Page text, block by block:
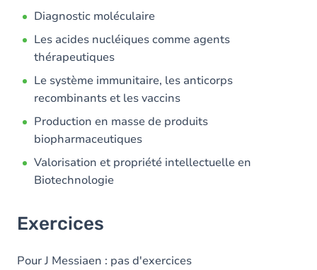
Diagnostic moléculaire
Les acides nucléiques comme agents
thérapeutiques
Le système immunitaire, les anticorps
recombinants et les vaccins
Production en masse de produits
biopharmaceutiques
Valorisation et propriété intellectuelle en
Biotechnologie
Exercices
Pour J Messiaen : pas d'exercices